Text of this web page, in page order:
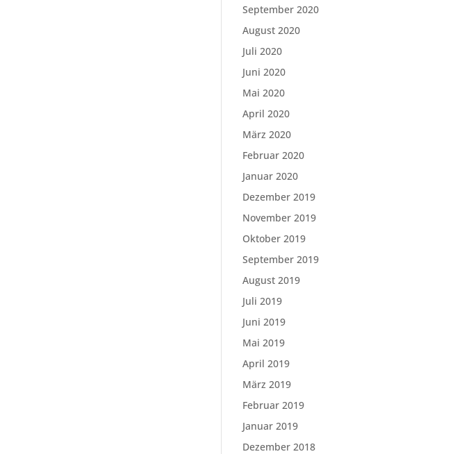
September 2020
August 2020
Juli 2020
Juni 2020
Mai 2020
April 2020
März 2020
Februar 2020
Januar 2020
Dezember 2019
November 2019
Oktober 2019
September 2019
August 2019
Juli 2019
Juni 2019
Mai 2019
April 2019
März 2019
Februar 2019
Januar 2019
Dezember 2018